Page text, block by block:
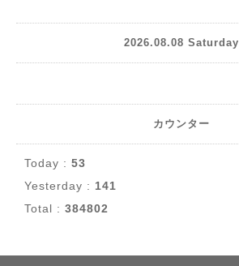
2026.08.08 Saturday
カウンター
Today : 53
Yesterday : 141
Total : 384802